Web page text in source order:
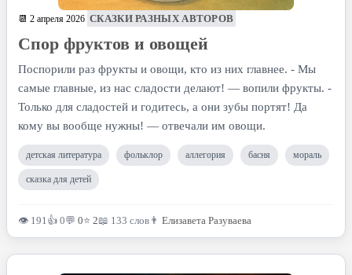
📆 2 апреля 2026 СКАЗКИ РАЗНЫХ АВТОРОВ
Спор фруктов и овощей
Поспорили раз фрукты и овощи, кто из них главнее. - Мы
самые главные, из нас сладости делают! — вопили фрукты. -
Только для сладостей и годитесь, а они зубы портят! Да
кому вы вообще нужны! — отвечали им овощи.
детская литература фольклор аллегория басня мораль
сказка для детей
👁 191👍 0💬 0⭐ 2📖 133 слов 👨 Елизавета Разуваева